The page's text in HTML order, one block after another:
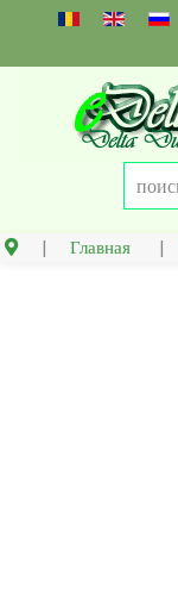
Select your
Главная